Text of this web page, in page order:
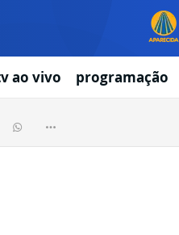
ao vivo programação